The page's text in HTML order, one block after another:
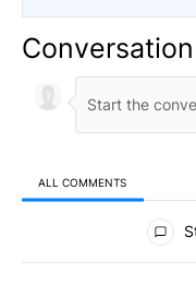
Conversation
ALL COMMENTS
All Comments